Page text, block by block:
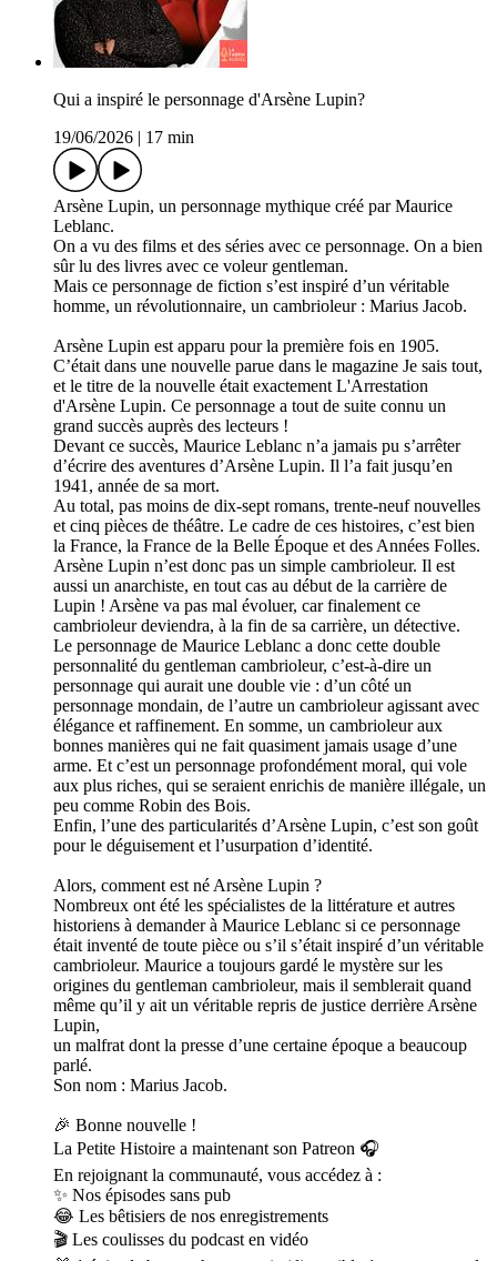
Qui a inspiré le personnage d'Arsène Lupin?
19/06/2026
17 min
Arsène Lupin, un personnage mythique créé par Maurice
Leblanc.
On a vu des films et des séries avec ce personnage. On a bien
sûr lu des livres avec ce voleur gentleman.
Mais ce personnage de fiction s’est inspiré d’un véritable
homme, un révolutionnaire, un cambrioleur : Marius Jacob.
Arsène Lupin est apparu pour la première fois en 1905.
C’était dans une nouvelle parue dans le magazine Je sais tout,
et le titre de la nouvelle était exactement L'Arrestation
d'Arsène Lupin. Ce personnage a tout de suite connu un
grand succès auprès des lecteurs !
Devant ce succès, Maurice Leblanc n’a jamais pu s’arrêter
d’écrire des aventures d’Arsène Lupin. Il l’a fait jusqu’en
1941, année de sa mort.
Au total, pas moins de dix-sept romans, trente-neuf nouvelles
et cinq pièces de théâtre. Le cadre de ces histoires, c’est bien
la France, la France de la Belle Époque et des Années Folles.
Arsène Lupin n’est donc pas un simple cambrioleur. Il est
aussi un anarchiste, en tout cas au début de la carrière de
Lupin ! Arsène va pas mal évoluer, car finalement ce
cambrioleur deviendra, à la fin de sa carrière, un détective.
Le personnage de Maurice Leblanc a donc cette double
personnalité du gentleman cambrioleur, c’est-à-dire un
personnage qui aurait une double vie : d’un côté un
personnage mondain, de l’autre un cambrioleur agissant avec
élégance et raffinement. En somme, un cambrioleur aux
bonnes manières qui ne fait quasiment jamais usage d’une
arme. Et c’est un personnage profondément moral, qui vole
aux plus riches, qui se seraient enrichis de manière illégale, un
peu comme Robin des Bois.
Enfin, l’une des particularités d’Arsène Lupin, c’est son goût
pour le déguisement et l’usurpation d’identité.
Alors, comment est né Arsène Lupin ?
Nombreux ont été les spécialistes de la littérature et autres
historiens à demander à Maurice Leblanc si ce personnage
était inventé de toute pièce ou s’il s’était inspiré d’un véritable
cambrioleur. Maurice a toujours gardé le mystère sur les
origines du gentleman cambrioleur, mais il semblerait quand
même qu’il y ait un véritable repris de justice derrière Arsène
Lupin,
un malfrat dont la presse d’une certaine époque a beaucoup
parlé.
Son nom : Marius Jacob.
🎉 Bonne nouvelle !
La Petite Histoire a maintenant son Patreon 🎧
En rejoignant la communauté, vous accédez à :
✨ Nos épisodes sans pub
😂 Les bêtisiers de nos enregistrements
🎬 Les coulisses du podcast en vidéo